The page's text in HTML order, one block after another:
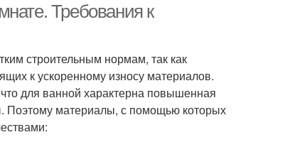
Требования к
строительным нормам, так как
к ускоренному износу материалов.
для ванной характерна повышенная
Поэтому материалы, с помощью которых